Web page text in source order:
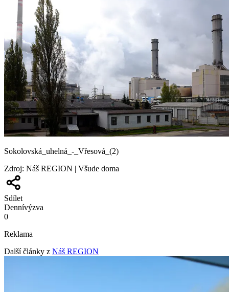
Sokolovská_uhelná_-_Vřesová_(2)
Zdroj: Náš REGION | Všude doma
Sdílet
Dennívýzva
0
Reklama
Další články z Náš REGION